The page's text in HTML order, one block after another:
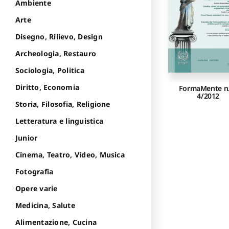
FormaMente
4/2012
Ambiente
Arte
Disegno, Rilievo, Design
Archeologia, Restauro
Sociologia, Politica
Diritto, Economia
Storia, Filosofia, Religione
Letteratura e linguistica
Junior
Cinema, Teatro, Video, Musica
Fotografia
Opere varie
Medicina, Salute
Alimentazione, Cucina